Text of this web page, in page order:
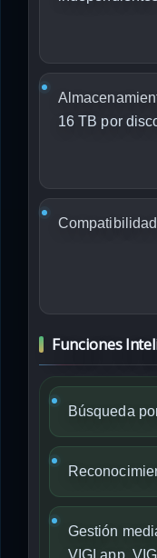
16 TB por
Funciones
Búsqueda
Gestión
VIGI app,